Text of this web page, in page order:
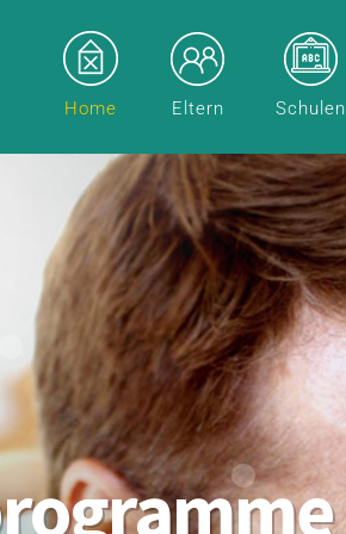
Home Eltern Schulen